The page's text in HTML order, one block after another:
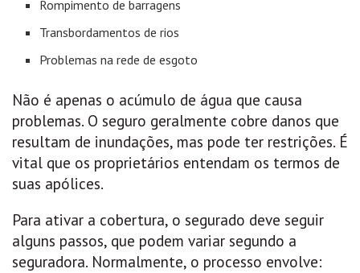
Rompimento de barragens
Transbordamentos de rios
Problemas na rede de esgoto
Não é apenas o acúmulo de água que causa
problemas. O seguro geralmente cobre danos que
resultam de inundações, mas pode ter restrições. É
vital que os proprietários entendam os termos de
suas apólices.
Para ativar a cobertura, o segurado deve seguir
alguns passos, que podem variar segundo a
seguradora. Normalmente, o processo envolve: